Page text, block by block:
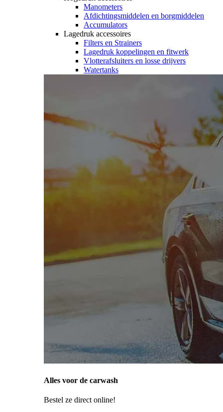
Manometers
Afdichtingsmiddelen en borgmiddelen
Accumulators
Lagedruk accessoires
Filters en Strainers
Lagedruk koppelingen en fitwerk
Vlotterafsluiters en losse drijvers
Watertanks
Alles voor de carwash
Bestel ze direct online!